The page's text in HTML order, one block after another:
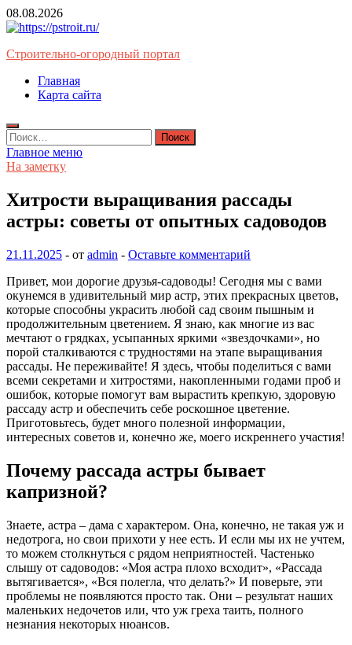
Перейти
к
08.08.2026
Строительно-огородный портал
Главная
Карта сайта
Найти:
Главное меню
На заметку
Хитрости выращивания рассады
астры: советы от опытных садоводов
21.11.2025 - от admin - Оставьте комментарий
Привет, мои дорогие друзья-садоводы! Сегодня мы с вами
окунемся в удивительный мир астр, этих прекрасных цветов,
которые способны украсить любой сад своим пышным и
продолжительным цветением. Я знаю, как многие из вас
мечтают о грядках, усыпанных яркими «звездочками», но
порой сталкиваются с трудностями на этапе выращивания
рассады. Не переживайте! Я здесь, чтобы поделиться с вами
всеми секретами и хитростями, накопленными годами проб и
ошибок, которые помогут вам вырастить крепкую, здоровую
рассаду астр и обеспечить себе роскошное цветение.
Приготовьтесь, будет много полезной информации,
интересных советов и, конечно же, моего искреннего участия!
Почему рассада астры бывает
капризной?
Знаете, астра – дама с характером. Она, конечно, не такая уж и
недотрога, но свои прихоти у нее есть. И если мы их не учтем,
то можем столкнуться с рядом неприятностей. Частенько
слышу от садоводов: «Моя астра плохо всходит», «Рассада
вытягивается», «Вся полегла, что делать?» И поверьте, эти
проблемы не появляются просто так. Они – результат наших
маленьких недочетов или, что уж греха таить, полного
незнания некоторых нюансов.